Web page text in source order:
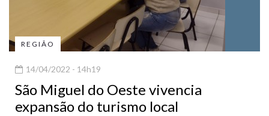
REGIÃO
14/04/2022 - 14h19
São Miguel do Oeste vivencia
expansão do turismo local